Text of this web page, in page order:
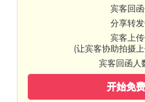
宾客回
分享转
宾客上
(让宾客协助拍摄
宾客回函人
开始免